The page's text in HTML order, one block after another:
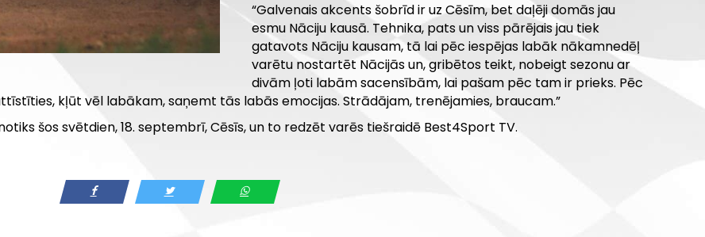
“Galvenais akcents šobrīd ir uz Cēsīm, bet daļēji domās jau
esmu Nāciju kausā. Tehnika, pats un viss pārējais jau tiek
gatavots Nāciju kausam, tā lai pēc iespējas labāk nākamnedēļ
varētu nostartēt Nācijās un, gribētos teikt, nobeigt sezonu ar
divām ļoti labām sacensībām, lai pašam pēc tam ir prieks. Pēc
kļūt vēl labākam, saņemt tās labās emocijas. Strādājam, trenējamies, braucam.”
šos svētdien, 18. septembrī, Cēsīs, un to redzēt varēs tiešraidē Best4Sport TV.